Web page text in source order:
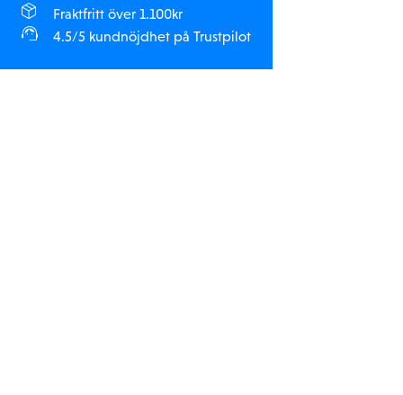
Fraktfritt över 1.100kr
4.5/5 kundnöjdhet på Trustpilot